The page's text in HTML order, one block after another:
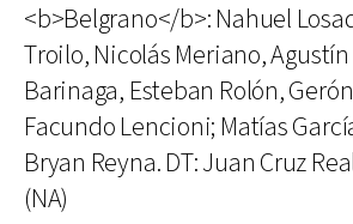
<b>Belgrano</b>: Nahuel
Troilo, Nicolás Meriano,
Barinaga, Esteban Rolón,
Facundo Lencioni; Matías
Bryan Reyna. DT: Juan Cruz
(NA)